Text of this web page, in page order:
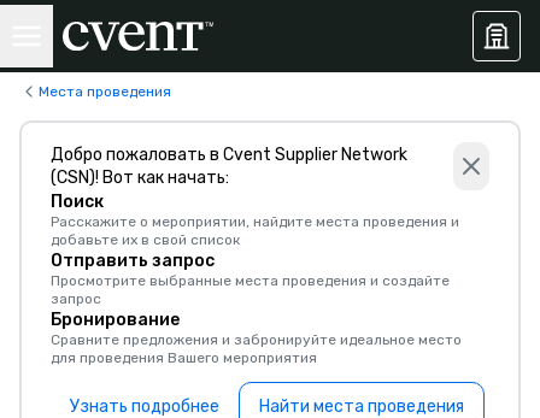
Места проведения
Добро пожаловать в Cvent Supplier Network
(CSN)! Вот как начать:
Поиск
Расскажите о мероприятии, найдите места проведения и
добавьте их в свой список
Отправить запрос
Просмотрите выбранные места проведения и создайте
запрос
Бронирование
Сравните предложения и забронируйте идеальное место
для проведения Вашего мероприятия
Узнать подробнее Найти места проведения